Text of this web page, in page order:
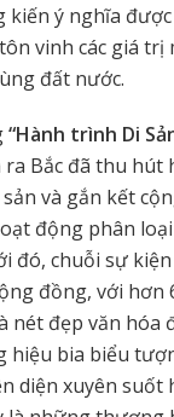
kiến ý nghĩa
vinh các giá trị
đất nước.
“Hành trình Di
Bắc đã thu
và gắn kết
động phân
đó, chuỗi sự kiện
đồng, với
nét đẹp văn hóa
bia biểu
diện xuyên